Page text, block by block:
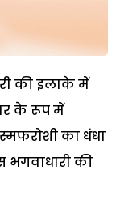
की इलाके में
के रूप में
का धंधा
की